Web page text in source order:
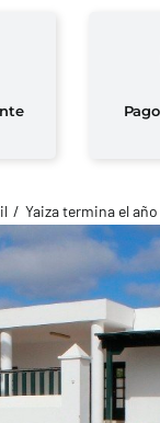
Yaiza termina el